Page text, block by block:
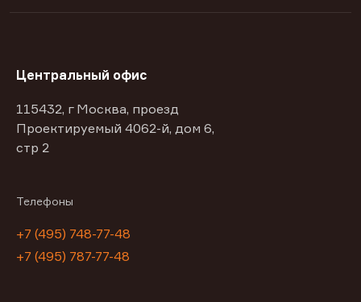
Центральный офис
115432, г Москва, проезд
Проектируемый 4062-й, дом 6,
стр 2
Телефоны
+7 (495) 748-77-48
+7 (495) 787-77-48